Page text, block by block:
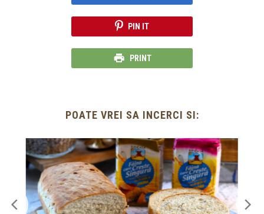
PIN IT
PRINT
POATE VREI SA INCERCI SI: